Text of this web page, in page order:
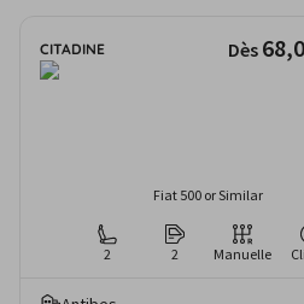
CITADINE Dès
Fiat 500 or Similar
2 2 Manuelle